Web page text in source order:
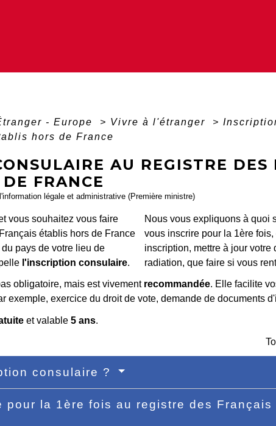
- Europe > Vivre à l'étranger >
hors de France
AU REGISTRE DES
FRANCE
légale et administrative (Première ministre)
vous souhaitez vous faire
établis hors de France
pays de votre lieu de
l'inscription consulaire.
Nous vous expliquons à quoi
vous inscrire pour la 1ère
inscription, mettre à jour votre
radiation, que faire si vous
obligatoire, mais est vivement recommandée. Elle facilite
exemple, exercice du droit de vote, demande de documents
et valable 5 ans.
consulaire ?
pour la 1ère fois au registre des